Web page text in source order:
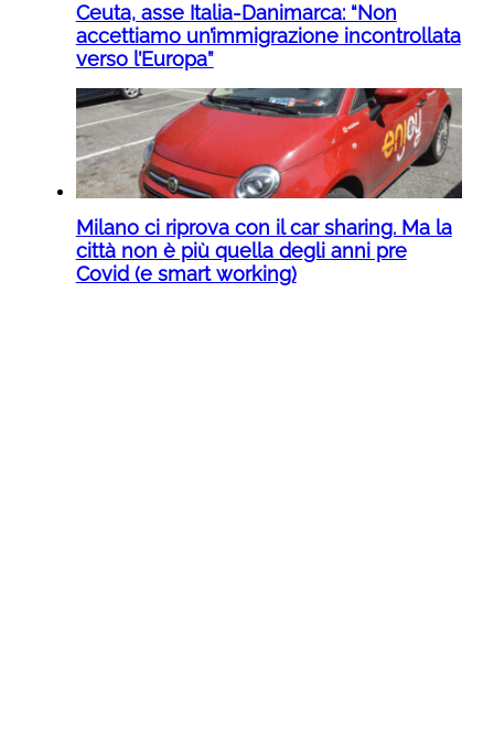
Ceuta, asse Italia-Danimarca: “Non
accettiamo un’immigrazione incontrollata
verso l’Europa”
Milano ci riprova con il car sharing. Ma la
città non è più quella degli anni pre
Covid (e smart working)